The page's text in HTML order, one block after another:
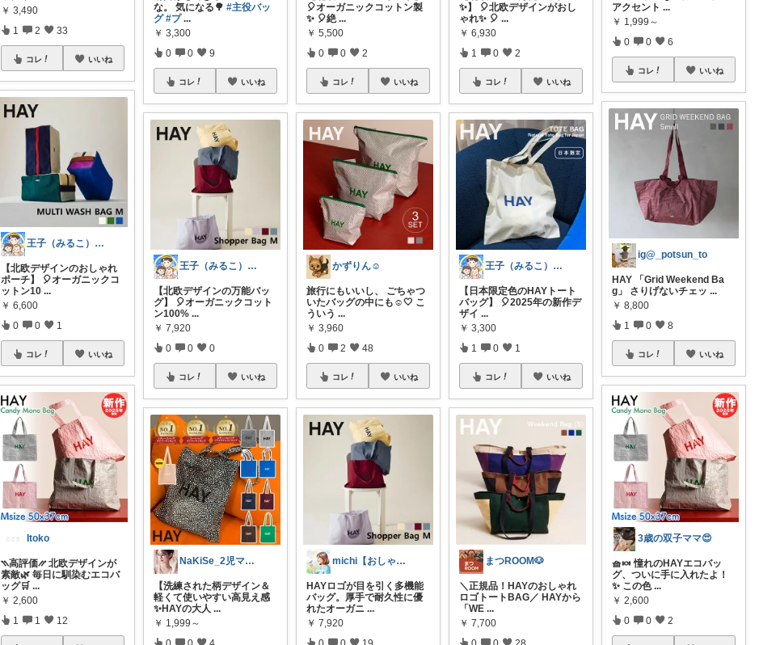
￥ 3,490
1 2 33
コレ いいね
王子（みるこ）👑便利グッズ×QOL向上
【北欧デザインのおしゃれ
ポーチ】 🎈オーガニックコ
ットン10 ...
￥ 6,600
0 0 1
コレ いいね
Itoko
⳹高評価⳼ 北欧デザインが
素敵🌿 毎日に馴染むエコバ
ッグ🛒...
￥ 2,600
1 1 12
な。 気になる🌳#主役バッ
グ #プ ...
￥ 3,300
0 0 9
コレ いいね
王子（みるこ）👑便利グッズ×QOL向上
【北欧デザインの万能バッ
グ】 🎈オーガニックコット
ン100% ...
￥ 7,920
0 0 0
コレ いいね
NaKiSe_2児ママ🌸訪問感謝です
【洗練された柄デザイン＆
軽くて使いやすい高見え感
✨HAYの大人 ...
￥ 1,999～
0 0 4
🎈オーガニックコットン製
✨ 🎈絶 ...
￥ 5,500
0 0 2
コレ いいね
かずりん☺︎
旅行にもいいし、 ごちゃつ
いたバッグの中にも☺︎🤍 こ
ういう ...
￥ 3,960
0 2 48
コレ いいね
michi【おしゃれ、大人カジュアル】
HAYロゴが目を引く多機能
バッグ。厚手で耐久性に優
れたオーガニ ...
￥ 7,920
0 0 19
✨】 🎈北欧デザインがおし
ゃれ✨ 🎈 ...
￥ 6,930
1 0 2
コレ いいね
王子（みるこ）👑便利グッズ×QOL向上
【日本限定色のHAYトート
バッグ】 🎈2025年の新作デ
ザイ ...
￥ 3,300
1 0 1
コレ いいね
まつROOM🐶
＼正規品！HAYのおしゃれ
ロゴトートBAG／ HAYから
「WE ...
￥ 7,700
0 0 28
アクセント ...
￥ 1,999～
0 0 6
コレ いいね
ig@_potsun_to
HAY 「Grid Weekend Ba
g」 さりげないチェッ ...
￥ 8,800
1 0 8
コレ いいね
3歳の双子ママ😍
🧺🍬 憧れのHAYエコバッ
グ、ついに手に入れたよ！
✨ この色 ...
￥ 2,600
0 0 2